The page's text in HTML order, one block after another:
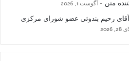
متن
آگوست 1, 2026
آقای رحیم بندوئی عضو شورای مرکزی
2026